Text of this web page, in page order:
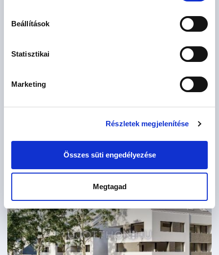
Beállítások
Statisztikai
Marketing
Részletek megjelenítése
Összes süti engedélyezése
Megtagad
Várható átadás: 2027. II. negyedév
129 M Ft
145 m2 4 szoba